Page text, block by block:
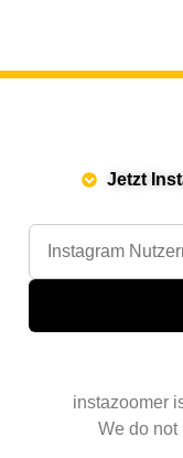
Jetzt
instazoomer
We do not